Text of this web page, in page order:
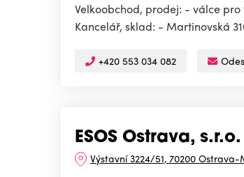
Velkoobchod, prodej: - válce
Kancelář, sklad: - Martinovská
+420 553 034 082
ESOS Ostrava, s.r.o.
Výstavní 3224/51, 70200